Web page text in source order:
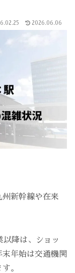
2026.06.06
新幹線や在来
以降は、ショッ
年始は交通機関
。